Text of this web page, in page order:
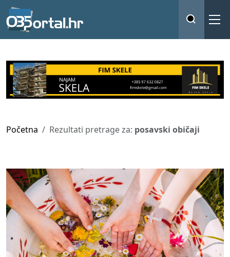
Početna Rezultati pretrage za: posavski običaji